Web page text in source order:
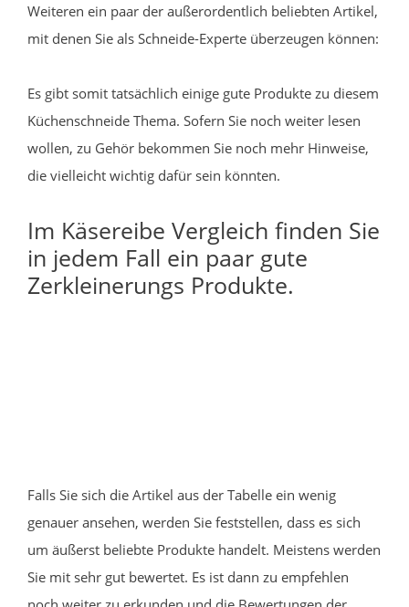
Weiteren ein paar der außerordentlich beliebten Artikel,
mit denen Sie als Schneide-Experte überzeugen können:
Es gibt somit tatsächlich einige gute Produkte zu diesem
Küchenschneide Thema. Sofern Sie noch weiter lesen
wollen, zu Gehör bekommen Sie noch mehr Hinweise,
die vielleicht wichtig dafür sein könnten.
Im Käsereibe Vergleich finden Sie
in jedem Fall ein paar gute
Zerkleinerungs Produkte.
Falls Sie sich die Artikel aus der Tabelle ein wenig
genauer ansehen, werden Sie feststellen, dass es sich
um äußerst beliebte Produkte handelt. Meistens werden
Sie mit sehr gut bewertet. Es ist dann zu empfehlen